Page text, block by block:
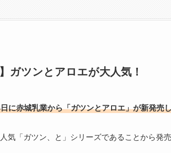
】ガツンとアロエが大人気！
に赤城乳業から「ガツンとアロエ」が新発売
気「ガツン、と」シリーズであることから発